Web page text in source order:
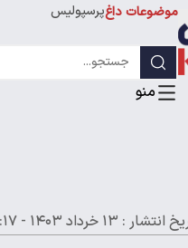
موضوعات داغپرسپولیس
لیگ قهرمانان
انتشار : ۱۳ خرداد ۱۴۰۳ - ۲۰:۱۷